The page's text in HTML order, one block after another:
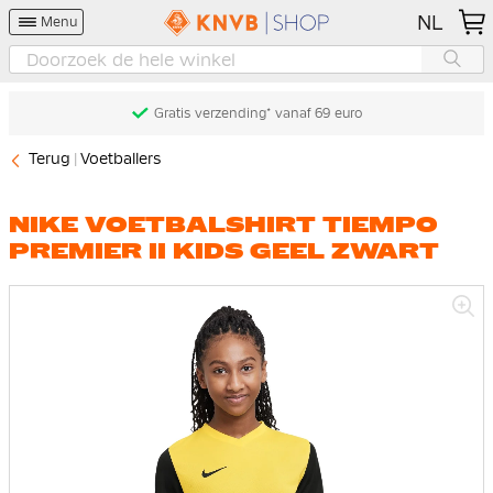
Menu NL
Gratis verzending* vanaf 69 euro
Terug Voetballers
NIKE VOETBALSHIRT TIEMPO
PREMIER II KIDS GEEL ZWART